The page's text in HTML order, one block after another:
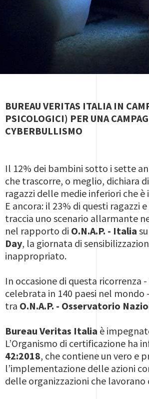
BUREAU VERITAS ITALIA IN
PSICOLOGICI) PER UNA
CYBERBULLISMO
Il 12% dei bambini sotto i sette
che trascorre, o meglio, dichiara
ragazzi delle medie inferiori che
E ancora: il 23% di questi ragazzi
traccia uno scenario allarmante
nel rapporto di O.N.A.P. - Italia su
Day, la giornata di
inappropriato.
In occasione di questa
celebrata in 140 paesi nel
tra O.N.A.P. - Osservatorio
Bureau Veritas Italia è
L’Organismo di certificazione
42:2018, che contiene un vero e
l’implementazione delle azioni
delle organizzazioni che lavorano